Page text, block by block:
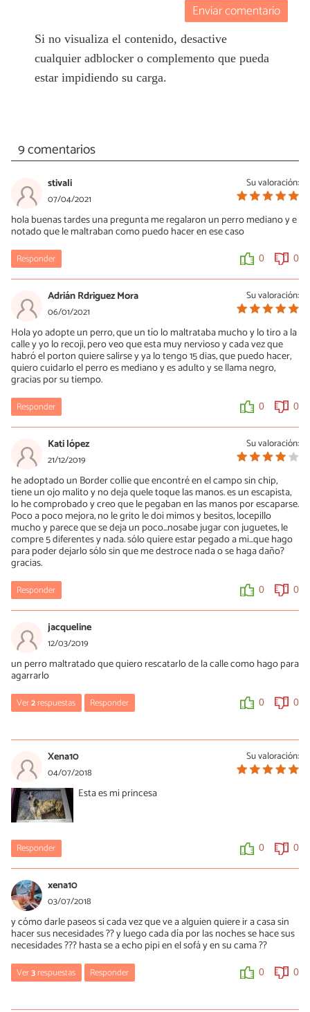
Enviar comentario
Si no visualiza el contenido, desactive
cualquier adblocker o complemento que pueda
estar impidiendo su carga.
9 comentarios
Su valoración:
stivali
07/04/2021
hola buenas tardes una pregunta me regalaron un perro mediano y e
notado que le maltraban como puedo hacer en ese caso
Responder 0 0
Su valoración:
Adrián Rdriguez Mora
06/01/2021
Hola yo adopte un perro, que un tío lo maltrataba mucho y lo tiro a la
calle y yo lo recoji, pero veo que esta muy nervioso y cada vez que
habró el porton quiere salirse y ya lo tengo 15 dias, que puedo hacer,
quiero cuidarlo el perro es mediano y es adulto y se llama negro,
gracias por su tiempo.
Responder 0 0
Su valoración:
Kati lópez
21/12/2019
he adoptado un Border collie que encontré en el campo sin chip,
tiene un ojo malito y no deja quele toque las manos. es un escapista,
lo he comprobado y creo que le pegaban en las manos por escaparse.
Poco a poco mejora, no le grito le doi mimos y besitos, locepillo
mucho y parece que se deja un poco...nosabe jugar con juguetes, le
compre 5 diferentes y nada. sólo quiere estar pegado a mi...que hago
para poder dejarlo sólo sin que me destroce nada o se haga daño?
gracias.
Responder 0 0
jacqueline
12/03/2019
un perro maltratado que quiero rescatarlo de la calle como hago para
agarrarlo
Ver2respuestas Responder 0 0
12/03/2019
Hola Jacqueline, primero de todo te sugiero que tengas mucho
cuidado a la hora de rescatar un perro que no quiere que lo cojan,
es probable que intente morderte si se ve muy acorralado. Utiliza
el refuerzo positivo para ganarte su confianza, con pedacitos de
pollo cocido, por ejemplo.
Generalmente las asociaciones animalistas utilizan jaulas trampa
para coger a los perros sin hogar. Busca una asociación ubicada
jacqueline
12/03/2019
en Bolivia no podemos coordinar con las organizaciones porque
son pocas y no cuentan con jaulas ni trampas lastimosamente,
Su valoración:
Xena10
04/07/2018
Esta es mi princesa
Responder 0 0
xena10
03/07/2018
y cómo darle paseos si cada vez que ve a alguien quiere ir a casa sin
hacer sus necesidades ?? y luego cada día por las noches se hace sus
necesidades ??? hasta se a echo pipi en el sofá y en su cama ??
Ver3respuestas Responder 0 0